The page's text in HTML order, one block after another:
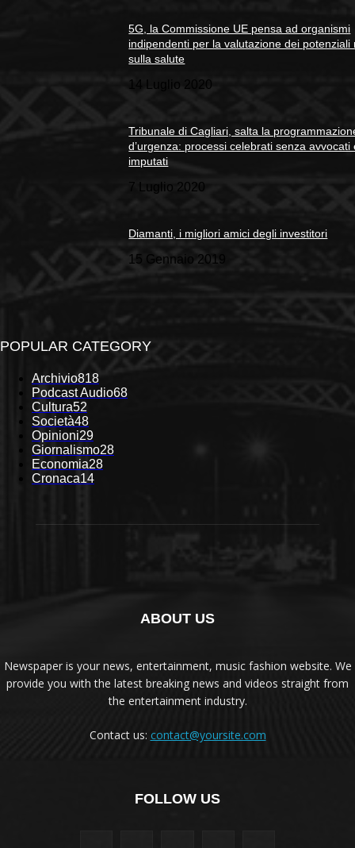
5G, la Commissione UE pensa ad organismi
indipendenti per la valutazione dei potenziali
sulla salute
14 Luglio 2020
Tribunale di Cagliari, salta la
d’urgenza: processi celebrati senza avvocati
imputati
7 Luglio 2020
Diamanti, i migliori amici degli investitori
15 Gennaio 2019
POPULAR CATEGORY
Archivio818
Podcast Audio68
Cultura52
Società48
Opinioni29
Giornalismo28
Economia28
Cronaca14
ABOUT US
Newspaper is your news, entertainment, music fashion website. We
provide you with the latest breaking news and videos straight from
the entertainment industry.
Contact us: contact@yoursite.com
FOLLOW US